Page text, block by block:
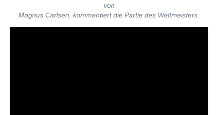
von
Magnus Carlsen, kommentiert die Partie des Weltmeisters.